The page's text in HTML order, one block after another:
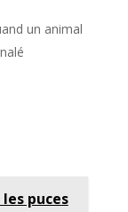
un animal
puces